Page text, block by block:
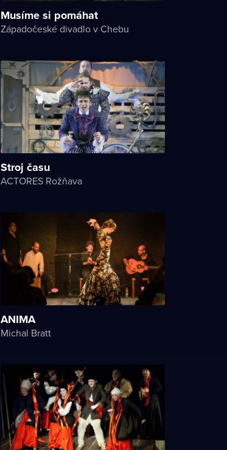
Musíme si pomáhat
Západočeské divadlo v Chebu
Stroj času
ACTORES Rožňava
ANIMA
Michal Bratt